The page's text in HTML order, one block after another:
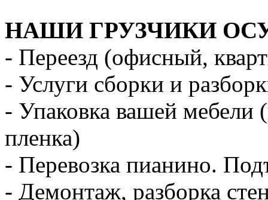
НАШИ ГРУЗЧИКИ
- Переезд (офисный,
- Услуги сборки и
- Упаковка вашей мебели
пленка)
- Перевозка пианино.
- Демонтаж, разборка